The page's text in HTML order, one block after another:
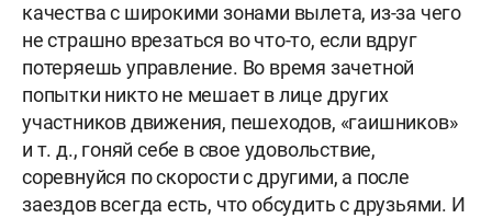
качества с широкими зонами вылета, из-за чего
не страшно врезаться во что-то, если вдруг
потеряешь управление. Во время зачетной
попытки никто не мешает в лице других
участников движения, пешеходов, «гаишников»
и т. д., гоняй себе в свое удовольствие,
соревнуйся по скорости с другими, а после
заездов всегда есть, что обсудить с друзьями. И